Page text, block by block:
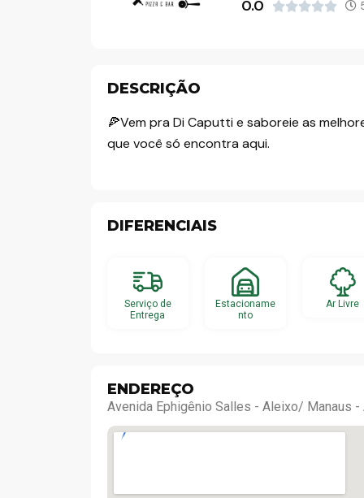
0.0 
DESCRIÇÃO
🍕Vem pra Di Caputti e saboreie as
que você só encontra aqui.
DIFERENCIAIS
Serviço de
Entrega
Estacioname
nto
Ar Livre
ENDEREÇO
Avenida Ephigênio Salles - Aleixo/ Manaus -